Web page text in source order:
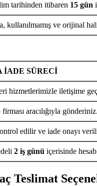
tarihinden itibaren 15 gün
kullanılmamış ve orijinal
İADE SÜRECİ
hizmetlerimizle iletişime
aracılığıyla gönderiniz.
edilir ve iade onayı
2 iş günü içerisinde
Teslimat